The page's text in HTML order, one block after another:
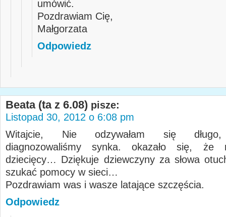
umówić.
Pozdrawiam Cię,
Małgorzata
Odpowiedz
Beata (ta z 6.08) pisze:
Listopad 30, 2012 o 6:08 pm
Witajcie, Nie odzywałam się długo,
diagnozowaliśmy synka. okazało się, że
dziecięcy… Dziękuje dziewczyny za słowa
szukać pomocy w sieci…
Pozdrawiam was i wasze latające szczęścia.
Odpowiedz